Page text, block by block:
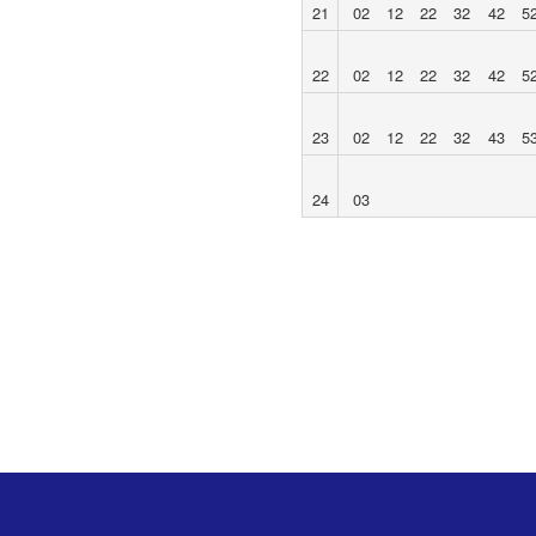
21 02 12 22 32 42
22 02 12 22 32 42
23 02 12 22 32 43
24 03